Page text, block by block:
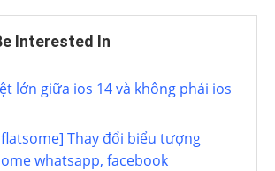
Interested In
lớn giữa ios 14 và không phải ios
Thay đổi biểu tượng
whatsapp, facebook